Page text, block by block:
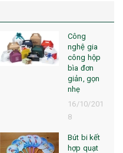
Công
nghệ gia
công hộp
bìa đơn
giản, gọn
nhẹ
16/10/201
8
Bút bi kết
hợp quạt